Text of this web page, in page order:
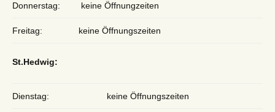
Donnerstag: keine Öffnungzeiten
Freitag: keine Öffnungszeiten
St.Hedwig:
Dienstag: keine Öffnungszeiten